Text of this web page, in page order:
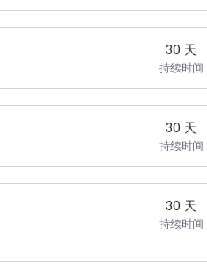
30 天
持续时间
30 天
持续时间
30 天
持续时间